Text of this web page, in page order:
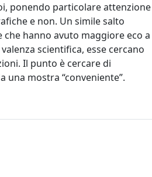
ponendo particolare attenzione
e non. Un simile salto
hanno avuto maggiore eco a
scientifica, esse cercano
Il punto è cercare di
mostra “conveniente”.